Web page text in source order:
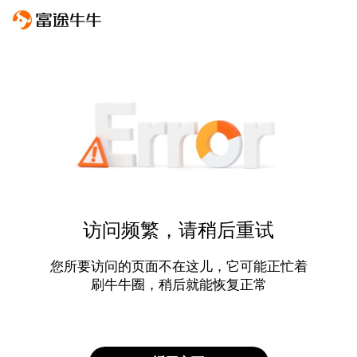
访问频繁，请稍后重试
您所要访问的页面不在这儿，它可能正忙着
刷牛牛圈，稍后就能恢复正常